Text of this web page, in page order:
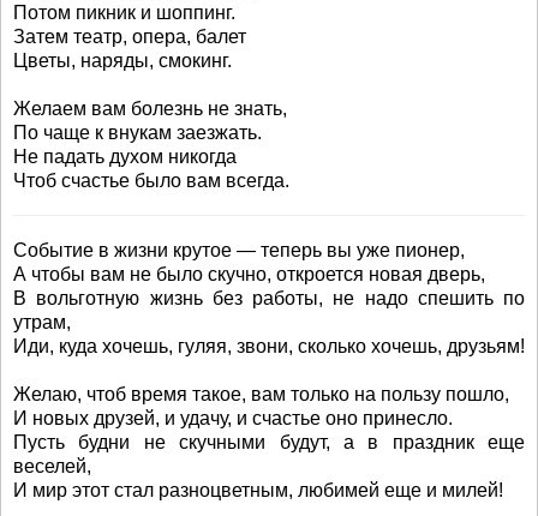
Потом пикник и шоппинг.
Затем театр, опера, балет
Цветы, наряды, смокинг.
Желаем вам болезнь не знать,
По чаще к внукам заезжать.
Не падать духом никогда
Чтоб счастье было вам всегда.
Событие в жизни крутое — теперь вы уже пионер,
А чтобы вам не было скучно, откроется новая дверь,
В вольготную жизнь без работы, не надо спешить по
утрам,
Иди, куда хочешь, гуляя, звони, сколько хочешь, друзьям!
Желаю, чтоб время такое, вам только на пользу пошло,
И новых друзей, и удачу, и счастье оно принесло.
Пусть будни не скучными будут, а в праздник еще
веселей,
И мир этот стал разноцветным, любимей еще и милей!